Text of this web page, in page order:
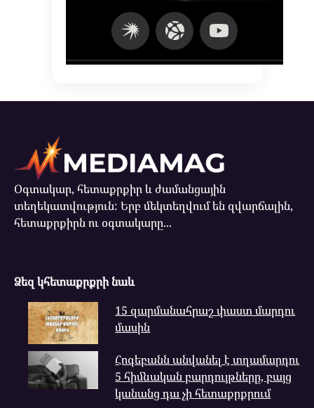
Օգտակար, հետաքրքիր և ժամանցային
տեղեկատվություն: Երբ մեկտեղվում են զվարճալին,
հետաքրքիրն ու օգտակարը...
Ձեզ կհետաքրքրի նաև
15 զարմանահրաշ փաստ մարդու
մասին
Հոգեբանն անվանել է տղամարդու
5 հիմնական բարդույթները, բայց
կանանց դա չի հետաքրքրում